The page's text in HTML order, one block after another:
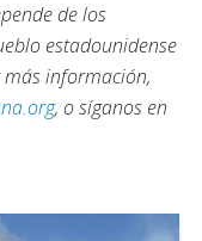
de los
estadounidense
información,
, o síganos en